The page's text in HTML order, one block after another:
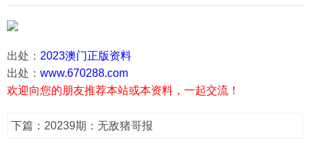
出处： 2023澳门正版资料
出处： www.670288.com
欢迎向您的朋友推荐本站或本资料，一起交流！
下篇：20239期：无敌猪哥报